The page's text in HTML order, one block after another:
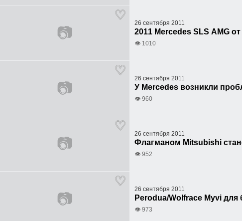
📷
26 сентября 2011
2011 Mercedes SLS AMG
👁 1010
📷
26 сентября 2011
У Mercedes возникли
👁 960
📷
26 сентября 2011
Флагманом Mitsubishi
👁 952
📷
26 сентября 2011
Perodua/Wolfrace Myvi для
👁 973